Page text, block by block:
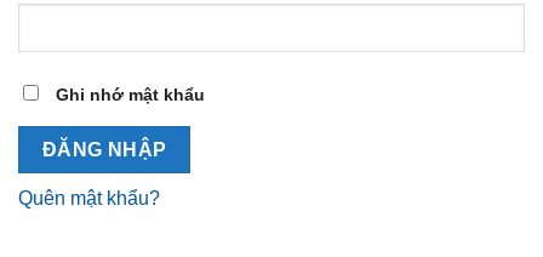
Ghi nhớ mật khẩu
ĐĂNG NHẬP
Quên mật khẩu?